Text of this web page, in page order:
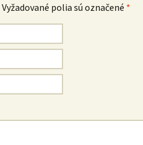
Vyžadované polia sú označené *